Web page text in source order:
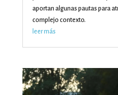
aportan algunas pautas para
complejo contexto.
leer más